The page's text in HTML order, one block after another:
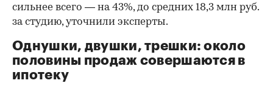
00:00 / 00:00
сильнее всего — на 43%, до средних 18,3 млн руб.
за студию, уточнили эксперты.
Однушки, двушки, трешки: около
половины продаж совершаются в
ипотеку